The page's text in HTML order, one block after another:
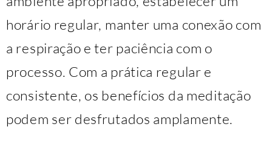
horário regular, manter uma conexão com
a respiração e ter paciência com o
processo. Com a prática regular e
consistente, os benefícios da meditação
podem ser desfrutados amplamente.